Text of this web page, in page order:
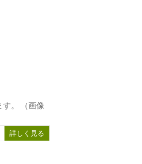
。 （画像
詳しく見る